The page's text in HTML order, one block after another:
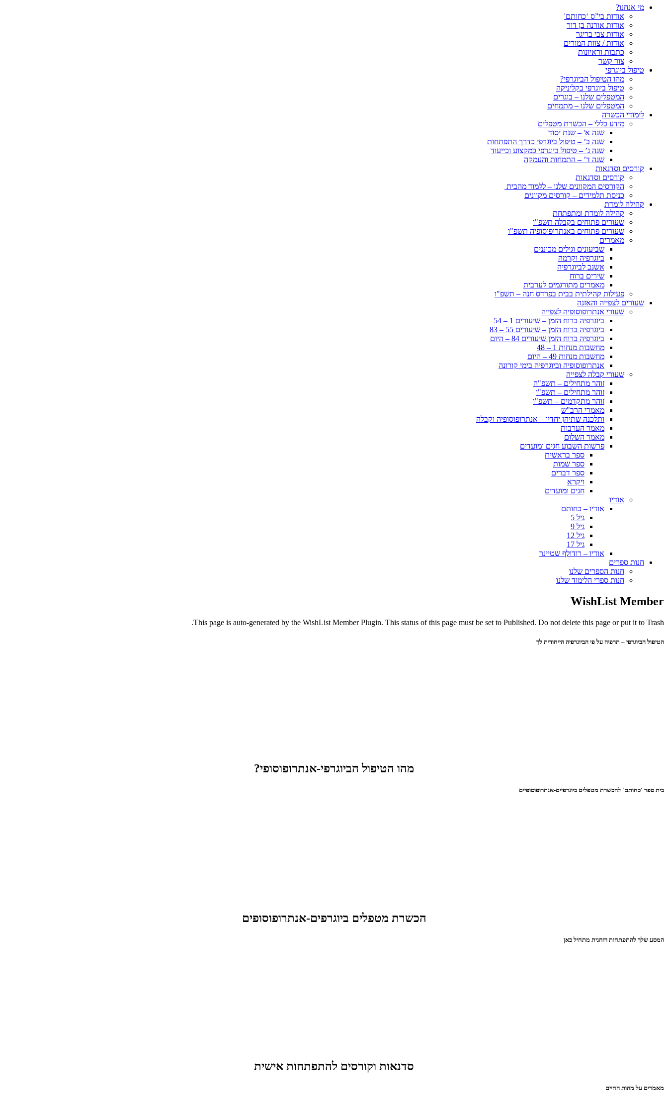
מי אנחנו?
אודות בי”ס ‘כחותם'
אודות אורנה בן דור
אודות צבי בריגר
אודות / צוות המורים
כתבות וראיונות
צור קשר
טיפול ביוגרפי
מהו הטיפול הביוגרפי?
טיפול ביוגרפי בקליניקה
המטפלים שלנו – בוגרים
המטפלים שלנו – מתמחים
לימודי הכשרה
מידע כללי – הכשרת מטפלים
שנה א' – שנת יסוד
שנה ב’ – טיפול ביוגרפי כדרך התפתחות
שנה ג’ – טיפול ביוגרפי כמקצוע וכייעוד
שנה ד’ – התמחות והעמקה
קורסים וסדנאות
קורסים וסדנאות
הקורסים המקוונים שלנו – ללמוד מהבית
כניסת תלמידים – קורסים מקוונים
קהילה לומדת
קהילה לומדת ומתפתחת
שעורים פתוחים בקבלה תשפ"ו
שעורים פתוחים באנתרופוסופיה תשפ"ו
מאמרים
שביעונים וגילים מכוננים
ביוגרפיה וקרמה
אשנב לביוגרפיה
שירים ברוח
מאמרים מתורגמים לערבית
פעילות קהילתית בבית בפרדס חנה – תשפ"ו
שעורים לצפייה והאזנה
שעורי אנתרופוסופיה לצפייה
ביוגרפיה ברוח הזמן – שיעורים 1 – 54
ביוגרפיה ברוח הזמן – שיעורים 55 – 83
ביוגרפיה ברוח הזמן שיעורים 84 – היום
מחשבות מנחות 1 – 48
מחשבות מנחות 49 – היום
אנתרופוסופיה וביוגרפיה בימי קורונה
שעורי קבלה לצפייה
זוהר מתחילים – תשפ"ה
זוהר מתחילים – תשפ"ו
זוהר מתקדמים – תשפ"ו
מאמרי הרב"ש
ותלכנה שתיהן יחדיו – אנתרופוסופיה וקבלה
מאמר הערבות
מאמר השלום
פרשות השבוע חגים ומועדים
ספר בראשית
ספר שמות
ספר דברים
ויקרא
חגים ומועדים
אודיו
אודיו – כחותם
גיל 5
גיל 9
גיל 12
גיל 17
אודיו – רודולף שטיינר
חנות ספרים
חנות הספרים שלנו
חנות ספרי הלימוד שלנו
WishList Member
This page is auto-generated by the WishList Member Plugin. This status of this page must be set to Published. Do not delete this page or put it to Trash.
הטיפול הביוגרפי – תרפיה על פי הביוגרפיה הייחודית לך
מהו הטיפול הביוגרפי-אנתרופוסופי?
בית ספר 'כחותם' להכשרת מטפלים ביוגרפיים-אנתרופוסופיים
הכשרת מטפלים ביוגרפים-אנתרופוסופים
המסע שלך להתפתחות רוחנית מתחיל כאן
סדנאות וקורסים להתפתחות אישית
מאמרים על מהות החיים